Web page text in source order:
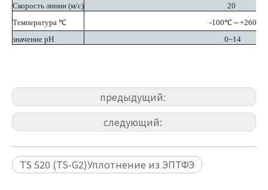
Скорость линии (м/с)
20
Температура ℃
-100℃～+260℃
значение pH
0~14
предыдущий:
следующий:
TS 520 (TS-G2)Уплотнение из ЭПТФЭ